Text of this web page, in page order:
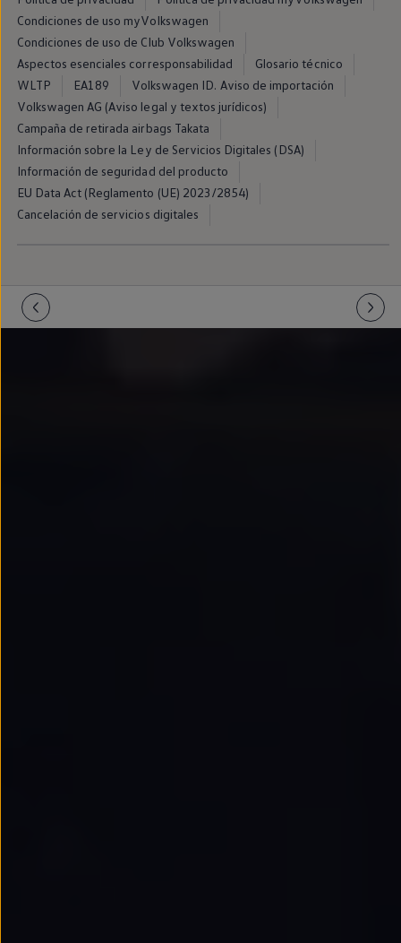
Llantas y neumáticos
Recambios Volkswagen
Accesorios y merchandising
Seguridad
Transporte
Entretenimiento
Personalización
Carga
Merchandising
Todo sobre tu Volkswagen
Tu coche conectado
Luces de advertencia
Manuales del coche
Información sobre EA189
Scirocco
Condiciones de uso myVolkswagen
Condiciones de uso de Club Volkswagen
Aspectos esenciales corresponsabilidad
Glosario técnico
WLTP
EA189
Volkswagen ID. Aviso de importación
Volkswagen AG (Aviso legal y textos jurídicos)
Campaña de retirada airbags Takata
Información sobre la Ley de Servicios Digitales (DSA)
Información de seguridad del producto
EU Data Act (Reglamento (UE) 2023/2854)
Cancelación de servicios digitales